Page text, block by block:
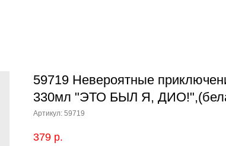
59719 Невероятные
330мл "ЭТО БЫЛ Я,
Артикул: 59719
379 р.